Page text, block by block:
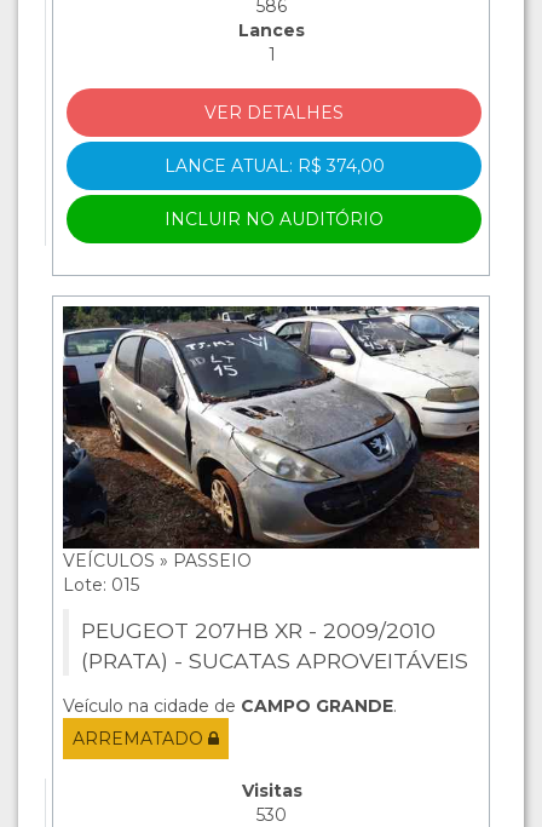
586
Lances
1
VER DETALHES
LANCE ATUAL: R$ 374,00
INCLUIR NO AUDITÓRIO
VEÍCULOS » PASSEIO
Lote: 015
PEUGEOT 207HB XR - 2009/2010
(PRATA) - SUCATAS APROVEITÁVEIS
Veículo na cidade de CAMPO GRANDE.
ARREMATADO
Visitas
530